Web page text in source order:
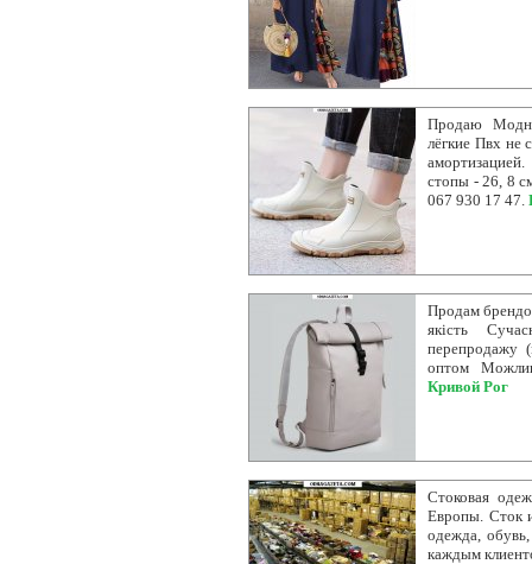
Продаю
лёгкие Пвх не
стопы - 26, 8
067 930 17 47.
Продам
якість
перепродажу
оптом
Кривой Рог
Стоковая
Европы. Сток
одежда,
каждым